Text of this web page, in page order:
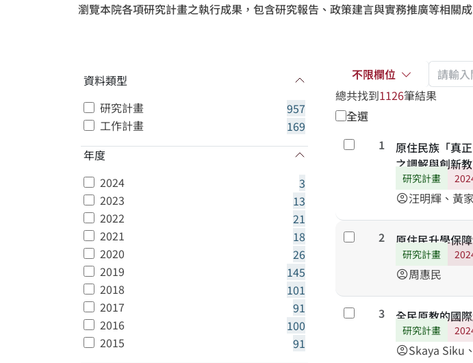
瀏覽本院各項研究計畫之執行成果，包含研究報告、政策建言與實務推廣等相關成
資料類型
研究計畫
957
工作計畫
169
年度
2024
3
2023
13
2022
21
2021
18
2020
26
2019
145
2018
101
2017
91
2016
100
2015
91
不限欄位
總共找到1126筆結果
全選
勾選
1
原住民族「真
之調解與創新
研究計畫
account_circle汪明輝、黃
勾選 2 原住民升學保
研究計畫
account_circle周惠民
勾選 3 全民原教的國
研究計畫
account_circleSkaya Siku